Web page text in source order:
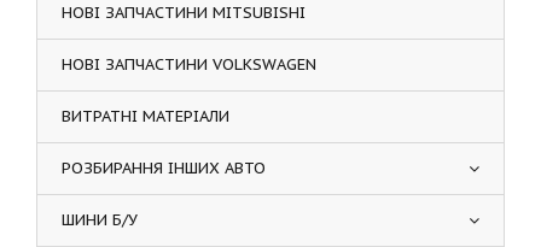
НОВІ ЗАПЧАСТИНИ MITSUBISHI
НОВІ ЗАПЧАСТИНИ VOLKSWAGEN
ВИТРАТНІ МАТЕРІАЛИ
РОЗБИРАННЯ ІНШИХ АВТО
ШИНИ Б/У